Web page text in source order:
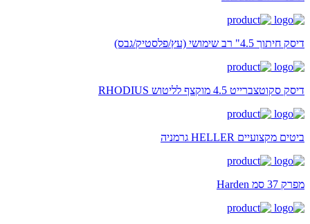
דיסק חיתוך 4.5" רב שימושי (עץ/פלסטיק/גבס)
דיסק סקוטצברייט 4.5 מוקצף לליטוש RHODIUS
ביטים מקצועיים HELLER גרמניה
מפרק 37 סמ Harden